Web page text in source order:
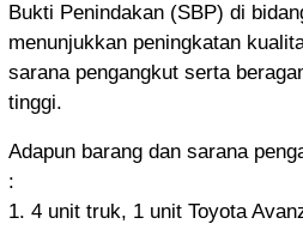
Bukti Penindakan (SBP) di
menunjukkan peningkatan
sarana pengangkut serta
tinggi.
Adapun barang dan sarana
:
1. 4 unit truk, 1 unit Toyota